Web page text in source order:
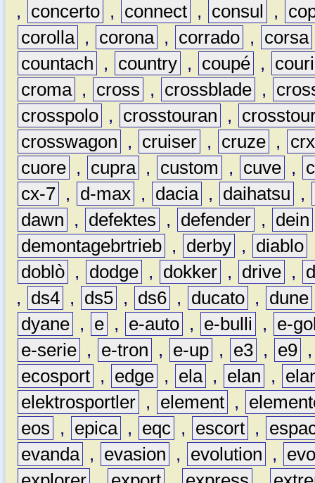
,
concerto , connect , consul ,
corolla , corona , corrado , corsa
countach
, country , coupé ,
croma , cross , crossblade ,
crosspolo , crosstouran ,
crosswagon
, cruiser , cruze ,
crx
cuore , cupra , custom , cuve ,
cx-7 , d-max , dacia , daihatsu
,
dawn
, defektes , defender , dein
demontagebrtrieb , derby , diablo
doblò , dodge , dokker , drive ,
,
ds4 , ds5 , ds6 , ducato , dune
dyane , e , e-auto , e-bulli ,
e-
e-serie , e-tron , e-up , e3 , e9
ecosport , edge , ela , elan ,
elektrosportler , element ,
eos
, epica , eqc , escort ,
evanda , evasion , evolution ,